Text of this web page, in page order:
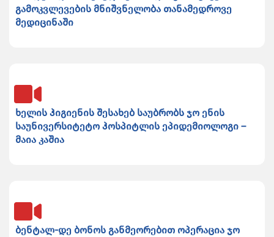
გამოკვლევების მნიშვნელობა თანამედროვე
მედიცინაში
ხელის ჰიგიენის შესახებ საუბრობს ჯო ენის
საუნივერსიტეტო ჰოსპიტლის ეპიდემიოლოგი –
მაია კაშია
ბენტალ-დე ბონოს განმეორებით ოპერაცია ჯო